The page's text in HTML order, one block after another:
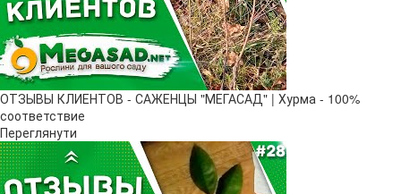
ОТЗЫВЫ КЛИЕНТОВ - САЖЕНЦЫ "МЕГАСАД" | Хурма - 100%
соответствие
Переглянути